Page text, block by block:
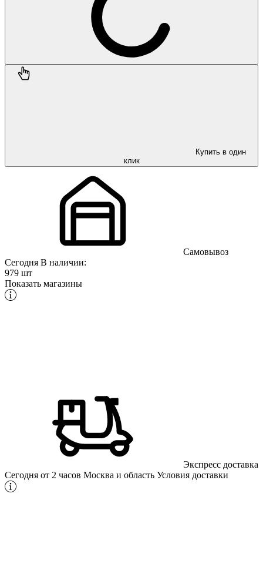
Купить в один
клик
Самовывоз
Сегодня В наличии:
979 шт
Показать магазины
Экспресс доставка
Сегодня от 2 часов Москва и область Условия доставки